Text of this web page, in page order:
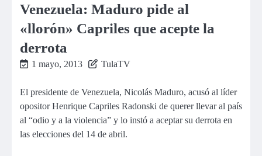
Venezuela: Maduro pide al
«llorón» Capriles que acepte la
derrota
1 mayo, 2013 TulaTV
El presidente de Venezuela, Nicolás Maduro, acusó al líder
opositor Henrique Capriles Radonski de querer llevar al país
al “odio y a la violencia” y lo instó a aceptar su derrota en
las elecciones del 14 de abril.